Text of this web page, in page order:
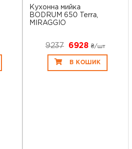
Кухонна мийка
BODRUM 650 Terra,
MIRAGGIO
9237 6928 ₴/шт
В КОШИК